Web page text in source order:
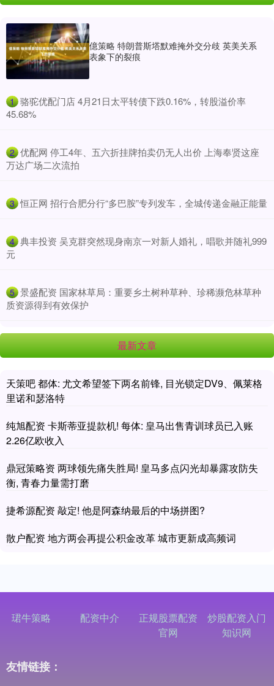
億策略 特朗普斯塔默难掩外交分歧 英美关系
表象下的裂痕
1 ​骆驼优配门店 4月21日太平转债下跌0.16%，转股溢价率
45.68%
2 ​优配网 停工4年、五六折挂牌拍卖仍无人出价 上海奉贤这座
万达广场二次流拍
3 ​恒正网 招行合肥分行“多巴胺”专列发车，全城传递金融正能量
4 ​典丰投资 吴克群突然现身南京一对新人婚礼，唱歌并随礼999
元
5 ​景盛配资 国家林草局：重要乡土树种草种、珍稀濒危林草种
质资源得到有效保护
最新文章
天策吧 都体: 尤文希望签下两名前锋, 目光锁定DV9、佩莱格
里诺和瑟洛特
纯旭配资 卡斯蒂亚提款机! 每体: 皇马出售青训球员已入账
2.26亿欧收入
鼎冠策略资 两球领先痛失胜局! 皇马多点闪光却暴露攻防失
衡, 青春力量需打磨
捷希源配资 敲定! 他是阿森纳最后的中场拼图?
散户配资 地方两会再提公积金改革 城市更新成高频词
珺牛策略 配资中介
正规股票配资
官网
炒股配资入门
知识网
友情链接：